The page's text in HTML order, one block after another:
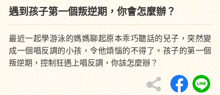
遇到孩子第一個叛逆期，你會怎麼辦？
最近一起學游泳的媽媽聊起原本乖巧聽話的兒子，突然變
成一個唱反調的小孩，令他煩惱的不得了。孩子的第一個
叛逆期，控制狂遇上唱反調，你該怎麼辦？